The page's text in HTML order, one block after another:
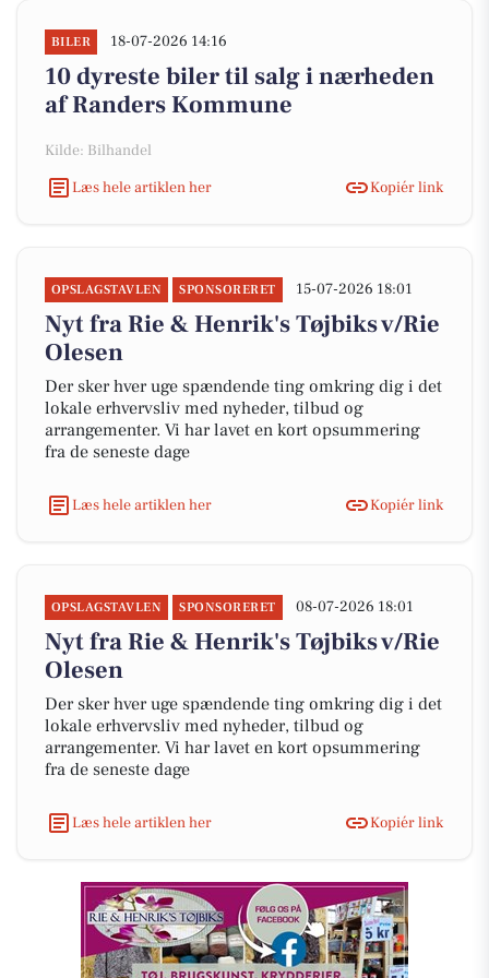
BILER 18-07-2026 14:16
10 dyreste biler til salg i nærheden
af Randers Kommune
Kilde: Bilhandel
Læs hele artiklen her
Kopiér link
OPSLAGSTAVLEN SPONSORERET 15-07-2026 18:01
Nyt fra Rie & Henrik's Tøjbiks v/Rie
Olesen
Der sker hver uge spændende ting omkring dig i det
lokale erhvervsliv med nyheder, tilbud og
arrangementer. Vi har lavet en kort opsummering
fra de seneste dage
Læs hele artiklen her Kopiér link
OPSLAGSTAVLEN SPONSORERET 08-07-2026 18:01
Nyt fra Rie & Henrik's Tøjbiks v/Rie
Olesen
Der sker hver uge spændende ting omkring dig i det
lokale erhvervsliv med nyheder, tilbud og
arrangementer. Vi har lavet en kort opsummering
fra de seneste dage
Læs hele artiklen her Kopiér link